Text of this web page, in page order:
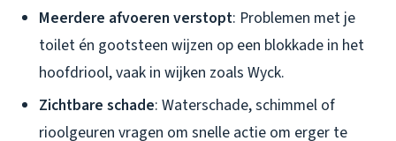
Meerdere afvoeren verstopt: Problemen met je
toilet én gootsteen wijzen op een blokkade in het
hoofdriool, vaak in wijken zoals Wyck.
Zichtbare schade: Waterschade, schimmel of
rioolgeuren vragen om snelle actie om erger te